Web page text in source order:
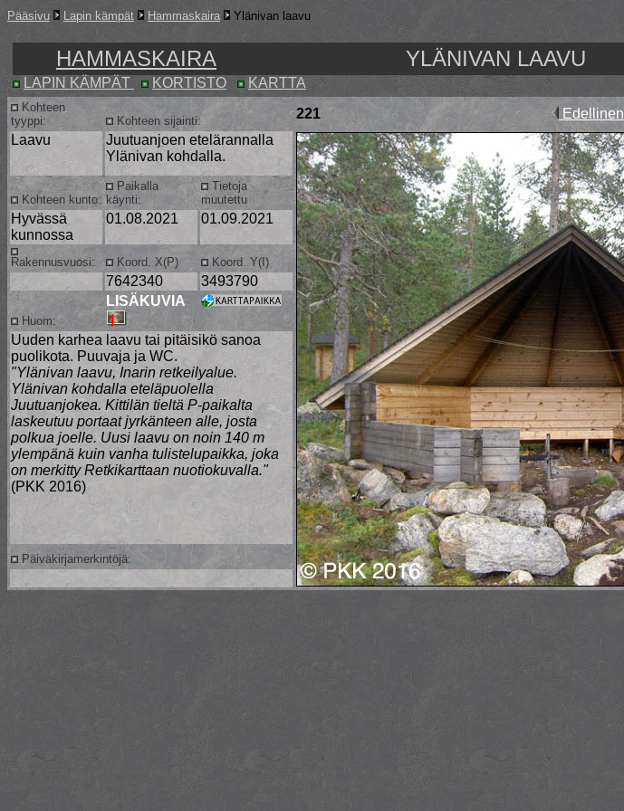
Pääsivu Lapin kämpät Hammaskaira Ylänivan laavu
HAMMASKAIRA YLÄNIVAN LAAVU
LAPIN KÄMPÄT KORTISTO KARTTA
Kohteen
tyyppi:
Kohteen sijainti: 221 Edellinen
Laavu
Juutuanjoen etelärannalla
Ylänivan kohdalla.
Kohteen kunto:
Paikalla
käynti:
Tietoja
muutettu
Hyvässä
kunnossa
01.08.2021 01.09.2021
Rakennusvuosi: Koord. X(P) Koord. Y(I)
7642340 3493790
Huom:
LISÄKUVIA
Uuden karhea laavu tai pitäisikö sanoa
puolikota. Puuvaja ja WC.
"Ylänivan laavu, Inarin retkeilyalue.
Ylänivan kohdalla eteläpuolella
Juutuanjokea. Kittilän tieltä P-paikalta
laskeutuu portaat jyrkänteen alle, josta
polkua joelle. Uusi laavu on noin 140 m
ylempänä kuin vanha tulistelupaikka, joka
on merkitty Retkikarttaan nuotiokuvalla."
(PKK 2016)
Päiväkirjamerkintöjä: